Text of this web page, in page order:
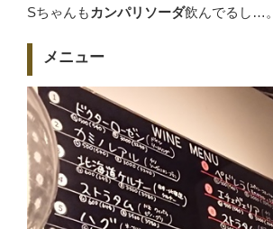
Sちゃんも カンパリソーダ飲んでるし…。
メニュー